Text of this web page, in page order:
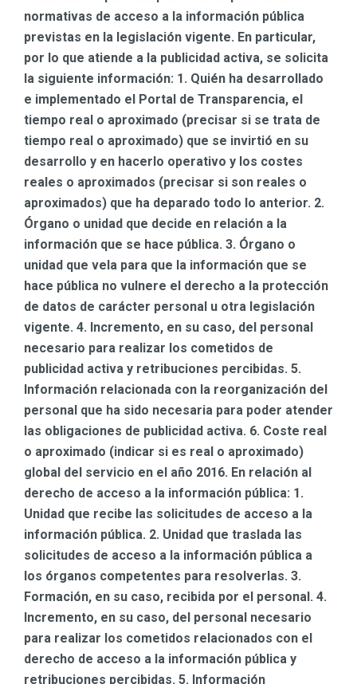
normativas de acceso a la información pública
previstas en la legislación vigente. En particular,
por lo que atiende a la publicidad activa, se solicita
la siguiente información: 1. Quién ha desarrollado
e implementado el Portal de Transparencia, el
tiempo real o aproximado (precisar si se trata de
tiempo real o aproximado) que se invirtió en su
desarrollo y en hacerlo operativo y los costes
reales o aproximados (precisar si son reales o
aproximados) que ha deparado todo lo anterior. 2.
Órgano o unidad que decide en relación a la
información que se hace pública. 3. Órgano o
unidad que vela para que la información que se
hace pública no vulnere el derecho a la protección
de datos de carácter personal u otra legislación
vigente. 4. Incremento, en su caso, del personal
necesario para realizar los cometidos de
publicidad activa y retribuciones percibidas. 5.
Información relacionada con la reorganización del
personal que ha sido necesaria para poder atender
las obligaciones de publicidad activa. 6. Coste real
o aproximado (indicar si es real o aproximado)
global del servicio en el año 2016. En relación al
derecho de acceso a la información pública: 1.
Unidad que recibe las solicitudes de acceso a la
información pública. 2. Unidad que traslada las
solicitudes de acceso a la información pública a
los órganos competentes para resolverlas. 3.
Formación, en su caso, recibida por el personal. 4.
Incremento, en su caso, del personal necesario
para realizar los cometidos relacionados con el
derecho de acceso a la información pública y
retribuciones percibidas. 5. Información